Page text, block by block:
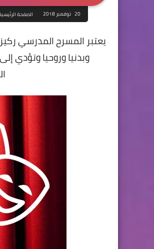
20 نوفمبر 2018 الصفحة
يعتبر المسرح المدرسي
وبدنيا وروحيا وتؤدي